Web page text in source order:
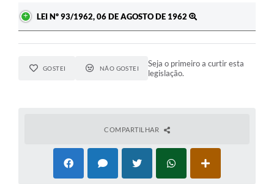
LEI Nº 93/1962, 06 DE AGOSTO DE 1962
GOSTEI NÃO GOSTEI
Seja o primeiro a curtir esta
legislação.
COMPARTILHAR